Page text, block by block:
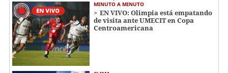
MINUTO A MINUTO
EN VIVO: Olimpia está empatando
de visita ante UMECIT en Copa
Centroamericana